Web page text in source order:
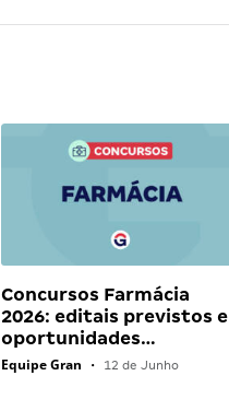
Concursos Farmácia
2026: editais previstos e
oportunidades…
Equipe Gran • 12 de Junho